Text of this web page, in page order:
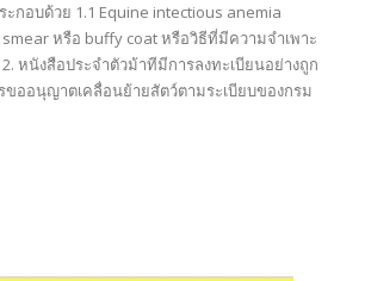
กอบด้วย 1.1 Equine intectious anemia
smear หรือ buffy coat หรือวิธีที่มีความจำเพาะ
หนังสือประจำตัวม้าทีมีการลงทะเบียนอย่างถูก
ขออนุญาตเคลื่อนย้ายสัตว์ตามระเบียบของกรม